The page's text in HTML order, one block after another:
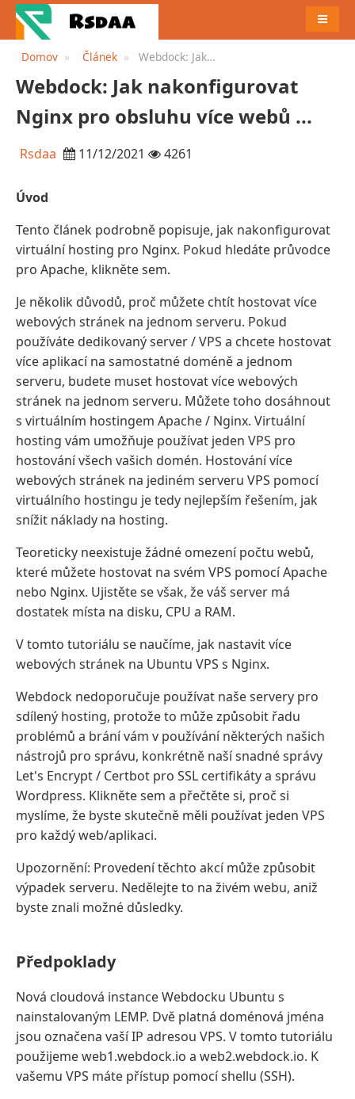
Domov Článek
Webdock: Jak
obsluhu více webů ...
Webdock: Jak nakonfigurovat
Nginx pro obsluhu více webů ...
Rsdaa 11/12/2021 4261
Úvod
Tento článek podrobně popisuje, jak nakonfigurovat
virtuální hosting pro Nginx. Pokud hledáte průvodce
pro Apache, klikněte sem.
Je několik důvodů, proč můžete chtít hostovat více
webových stránek na jednom serveru. Pokud
používáte dedikovaný server / VPS a chcete hostovat
více aplikací na samostatné doméně a jednom
serveru, budete muset hostovat více webových
stránek na jednom serveru. Můžete toho dosáhnout
s virtuálním hostingem Apache / Nginx. Virtuální
hosting vám umožňuje používat jeden VPS pro
hostování všech vašich domén. Hostování více
webových stránek na jediném serveru VPS pomocí
virtuálního hostingu je tedy nejlepším řešením, jak
snížit náklady na hosting.
Teoreticky neexistuje žádné omezení počtu webů,
které můžete hostovat na svém VPS pomocí Apache
nebo Nginx. Ujistěte se však, že váš server má
dostatek místa na disku, CPU a RAM.
V tomto tutoriálu se naučíme, jak nastavit více
webových stránek na Ubuntu VPS s Nginx.
Webdock nedoporučuje používat naše servery pro
sdílený hosting, protože to může způsobit řadu
problémů a brání vám v používání některých našich
nástrojů pro správu, konkrétně naší snadné správy
Let's Encrypt / Certbot pro SSL certifikáty a správu
Wordpress. Klikněte sem a přečtěte si, proč si
myslíme, že byste skutečně měli používat jeden VPS
pro každý web/aplikaci.
Upozornění: Provedení těchto akcí může způsobit
výpadek serveru. Nedělejte to na živém webu, aniž
byste znali možné důsledky.
Předpoklady
Nová cloudová instance Webdocku Ubuntu s
nainstalovaným LEMP. Dvě platná doménová jména
jsou označena vaší IP adresou VPS. V tomto tutoriálu
použijeme web1.webdock.io a web2.webdock.io. K
vašemu VPS máte přístup pomocí shellu (SSH).